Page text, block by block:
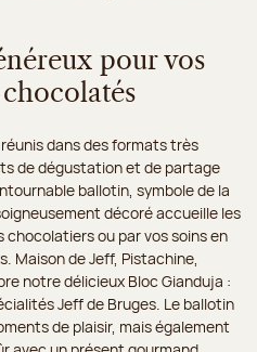
pour vos
dans des formats très
de dégustation et de partage
ballotin, symbole de la
décoré accueille les
ou par vos soins en
Maison de Jeff, Pistachine,
notre délicieux Bloc Gianduja :
Jeff de Bruges. Le ballotin
de plaisir, mais également